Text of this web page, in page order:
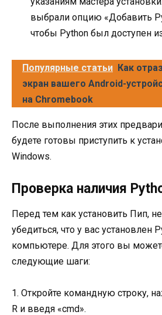
выбрали опцию «Добавить
чтобы Python был доступен
Популярные статьи Как
экран вашего Android-
на Chromebook
После выполнения этих
будете готовы приступить к
Windows.
Проверка наличия
Перед тем как установить Пип,
убедиться, что у вас установлен
компьютере. Для этого вы
следующие шаги:
1. Откройте командную строку,
R и введя «cmd».